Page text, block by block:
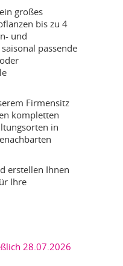
großes
bis zu 4
und
passende
Firmensitz
kompletten
in
erstellen Ihnen
Ihre
28.07.2026